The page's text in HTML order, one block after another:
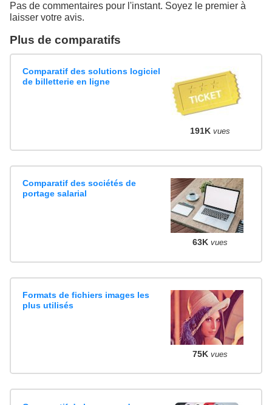
Pas de commentaires pour l'instant. Soyez le premier à
laisser votre avis.
Plus de comparatifs
Comparatif des solutions logiciel
de billetterie en ligne
191K vues
Comparatif des sociétés de
portage salarial
63K vues
Formats de fichiers images les
plus utilisés
75K vues